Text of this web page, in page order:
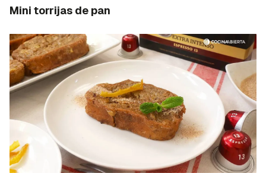
Mini torrijas de pan